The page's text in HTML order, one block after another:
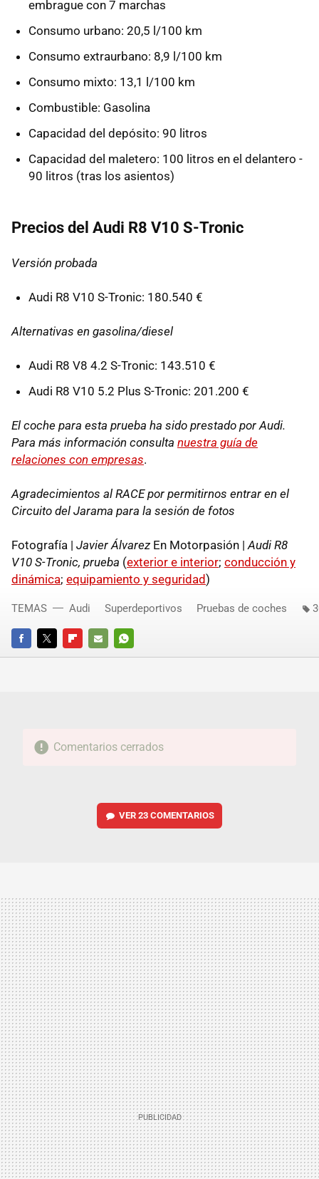
embrague con 7 marchas
Consumo urbano: 20,5 l/100 km
Consumo extraurbano: 8,9 l/100 km
Consumo mixto: 13,1 l/100 km
Combustible: Gasolina
Capacidad del depósito: 90 litros
Capacidad del maletero: 100 litros en el delantero -
90 litros (tras los asientos)
Precios del Audi R8 V10 S-Tronic
Versión probada
Audi R8 V10 S-Tronic: 180.540 €
Alternativas en gasolina/diesel
Audi R8 V8 4.2 S-Tronic: 143.510 €
Audi R8 V10 5.2 Plus S-Tronic: 201.200 €
El coche para esta prueba ha sido prestado por Audi.
Para más información consulta nuestra guía de
relaciones con empresas.
Agradecimientos al RACE por permitirnos entrar en el
Circuito del Jarama para la sesión de fotos
Fotografía | Javier Álvarez En Motorpasión |Audi R8
V10 S-Tronic, prueba (exterior e interior; conducción y
dinámica; equipamiento y seguridad)
FACEBOOKTWITTERFLIPBOARD
E-
WHATSAPP
TEMAS Audi Superdeportivos Pruebas de coches
Comentarios cerrados
VER 23 COMENTARIOS